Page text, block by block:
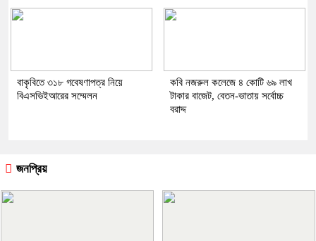
বাকৃবিতে ৩১৮ গবেষণাপত্র নিয়ে
বিএসভিইআরের সম্মেলন
কবি নজরুল কলেজে ৪ কোটি ৬৯ লাখ
টাকার বাজেট, বেতন-ভাতায় সর্বোচ্চ
বরাদ্দ
জনপ্রিয়